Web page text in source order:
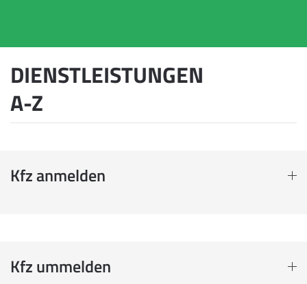
DIENSTLEISTUNGEN
A-Z
Kfz anmelden
Kfz ummelden